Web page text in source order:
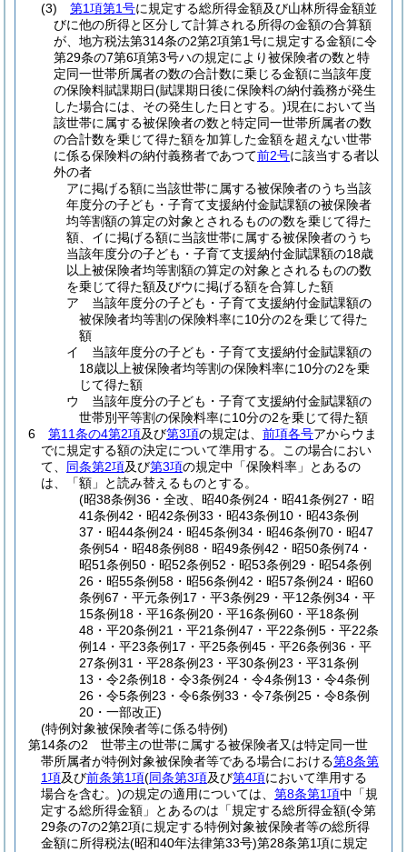
(3)
第1項第1号に規定する総所得金額及び山林所得金額並
びに他の所得と区分して計算される所得の金額の合算額
が、地方税法第314条の2第2項第1号に規定する金額に令
第29条の7第6項第3号ハの規定により被保険者の数と特
定同一世帯所属者の数の合計数に乗じる金額に当該年度
の保険料賦課期日(賦課期日後に保険料の納付義務が発生
した場合には、その発生した日とする。)現在において当
該世帯に属する被保険者の数と特定同一世帯所属者の数
の合計数を乗じて得た額を加算した金額を超えない世帯
に係る保険料の納付義務者であつて前2号に該当する者以
外の者
アに掲げる額に当該世帯に属する被保険者のうち当該
年度分の子ども・子育て支援納付金賦課額の被保険者
均等割額の算定の対象とされるものの数を乗じて得た
額、イに掲げる額に当該世帯に属する被保険者のうち
当該年度分の子ども・子育て支援納付金賦課額の18歳
以上被保険者均等割額の算定の対象とされるものの数
を乗じて得た額及びウに掲げる額を合算した額
ア 当該年度分の子ども・子育て支援納付金賦課額の
被保険者均等割の保険料率に10分の2を乗じて得た
額
イ 当該年度分の子ども・子育て支援納付金賦課額の
18歳以上被保険者均等割の保険料率に10分の2を乗
じて得た額
ウ 当該年度分の子ども・子育て支援納付金賦課額の
世帯別平等割の保険料率に10分の2を乗じて得た額
6
第11条の4第2項及び第3項の規定は、 前項各号アからウま
でに規定する額の決定について準用する。
この場合におい
て、 同条第2項及び第3項の規定中「保険料率」とあるの
は、「額」と読み替えるものとする。
(昭38条例36・全改、昭40条例24・昭41条例27・昭
41条例42・昭42条例33・昭43条例10・昭43条例
37・昭44条例24・昭45条例34・昭46条例70・昭47
条例54・昭48条例88・昭49条例42・昭50条例74・
昭51条例50・昭52条例52・昭53条例29・昭54条例
26・昭55条例58・昭56条例42・昭57条例24・昭60
条例67・平元条例17・平3条例29・平12条例34・平
15条例18・平16条例20・平16条例60・平18条例
48・平20条例21・平21条例47・平22条例5・平22条
例14・平23条例17・平25条例45・平26条例36・平
27条例31・平28条例23・平30条例23・平31条例
13・令2条例18・令3条例24・令4条例13・令4条例
26・令5条例23・令6条例33・令7条例25・令8条例
20・一部改正)
(特例対象被保険者等に係る特例)
第14条の2
世帯主の世帯に属する被保険者又は特定同一世
帯所属者が特例対象被保険者等である場合における第8条第
1項及び前条第1項(同条第3項及び第4項において準用する
場合を含む。)の規定の適用については、 第8条第1項中「規
定する総所得金額」とあるのは「規定する総所得金額(令第
29条の7の2第2項に規定する特例対象被保険者等の総所得
金額に所得税法(昭和40年法律第33号)第28条第1項に規定